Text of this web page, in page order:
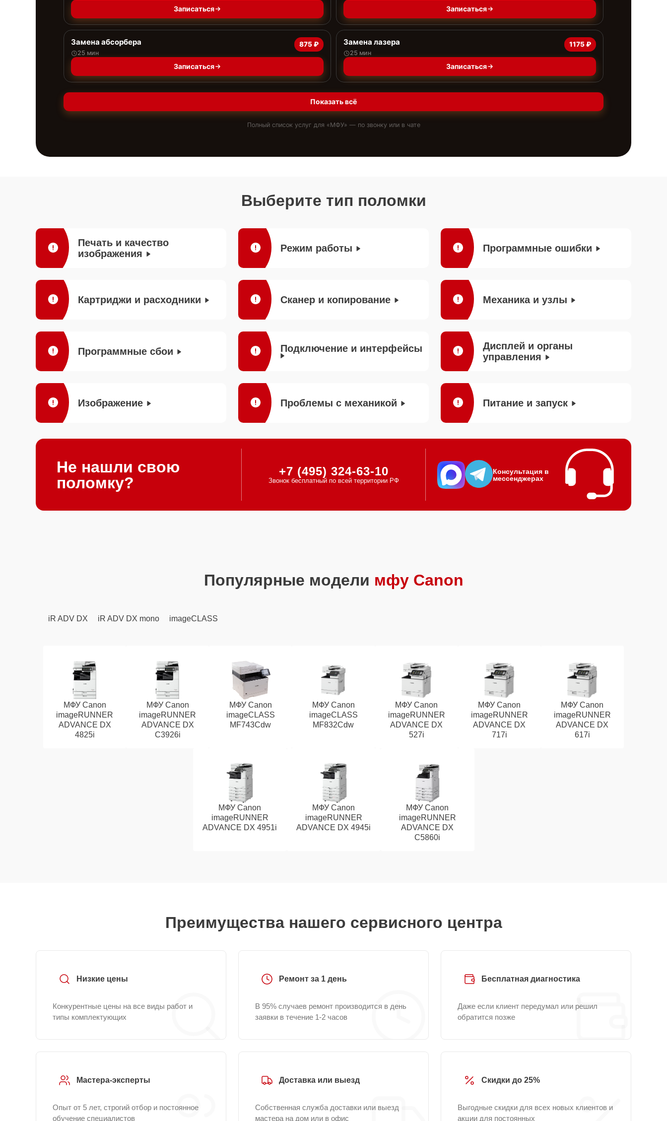
Записаться Записаться
Замена абсорбера
25 мин
875 ₽
Записаться
Замена лазера
25 мин
1175 ₽
Записаться
Показать всё
Полный список услуг для «МФУ» — по звонку или в чате
Выберите тип поломки
Печать и качество
изображения
Режим работы Программные ошибки
Картриджи и расходники Сканер и копирование Механика и узлы
Программные сбои Подключение и интерфейсы
Дисплей и органы
управления
Изображение Проблемы с механикой Питание и запуск
Не нашли свою
поломку?
+7 (495) 324-63-10
Звонок бесплатный по всей территории РФ
Консультация в
мессенджерах
Популярные модели мфу Canon
iR ADV DX iR ADV DX mono imageCLASS
МФУ Canon
imageRUNNER
ADVANCE DX
4825i
МФУ Canon
imageRUNNER
ADVANCE DX
C3926i
МФУ Canon
imageCLASS
MF743Cdw
МФУ Canon
imageCLASS
MF832Cdw
МФУ Canon
imageRUNNER
ADVANCE DX
527i
МФУ Canon
imageRUNNER
ADVANCE DX
717i
МФУ Canon
imageRUNNER
ADVANCE DX
617i
МФУ Canon
imageRUNNER
ADVANCE DX 4951i
МФУ Canon
imageRUNNER
ADVANCE DX 4945i
МФУ Canon
imageRUNNER
ADVANCE DX
C5860i
Преимущества нашего сервисного центра
Низкие цены
Конкурентные цены на все виды работ и
типы комплектующих
Ремонт за 1 день
В 95% случаев ремонт производится в день
заявки в течение 1-2 часов
Бесплатная диагностика
Даже если клиент передумал или решил
обратится позже
Мастера-эксперты
Опыт от 5 лет, строгий отбор и постоянное
обучение специалистов
Доставка или выезд
Собственная служба доставки или выезд
мастера на дом или в офис
Скидки до 25%
Выгодные скидки для всех новых клиентов и
акции для постоянных